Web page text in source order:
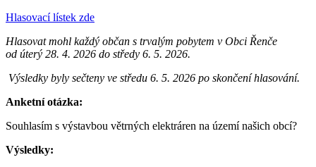
Hlasovací lístek zde
Hlasovat mohl každý občan s trvalým pobytem v Obci Řenče
od úterý 28. 4. 2026 do středy 6. 5. 2026.
Výsledky byly sečteny ve středu 6. 5. 2026 po skončení hlasování.
Anketní otázka:
Souhlasím s výstavbou větrných elektráren na území našich obcí?
Výsledky: